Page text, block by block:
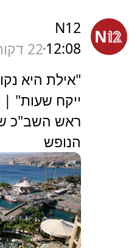
N12
12:08 22 דקות
"אילת היא
ייקח שעות"
ראש השב"כ
הנופש